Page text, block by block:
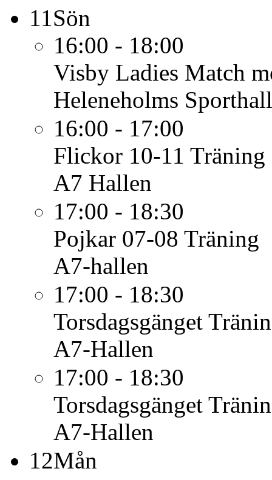
11Sön
16:00 - 18:00
Visby Ladies Match
Heleneholms
16:00 - 17:00
Flickor 10-11 Träning
A7 Hallen
17:00 - 18:30
Pojkar 07-08 Träning
A7-hallen
17:00 - 18:30
Torsdagsgänget
A7-Hallen
17:00 - 18:30
Torsdagsgänget
A7-Hallen
12Mån